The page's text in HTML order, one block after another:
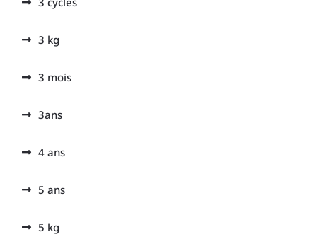
3 kg
3 mois
3ans
4 ans
5 ans
5 kg